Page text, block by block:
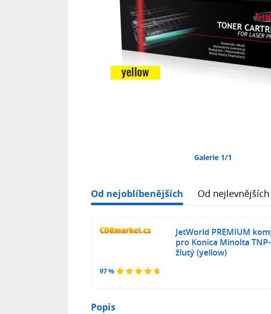
Galerie 1/1
Od nejoblíbenějších Od nejlevnějších
97 %
JetWorld PREMIUM
pro Konica Minolta TNP-
žlutý (yellow)
Popis